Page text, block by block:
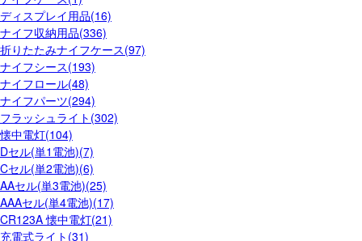
ディスプレイ用品(16)
ナイフ収納用品(336)
折りたたみナイフケース(97)
ナイフシース(193)
ナイフロール(48)
ナイフパーツ(294)
フラッシュライト(302)
懐中電灯(104)
Dセル(単1電池)(7)
Cセル(単2電池)(6)
AAセル(単3電池)(25)
AAAセル(単4電池)(17)
CR123A 懐中電灯(21)
充電式ライト(31)